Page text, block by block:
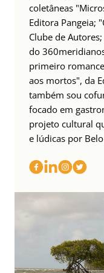
coletâneas
Editora Pangeia;
Clube de
do
primeiro
aos mortos", da
também sou
focado em
projeto cultural
e lúdicas por